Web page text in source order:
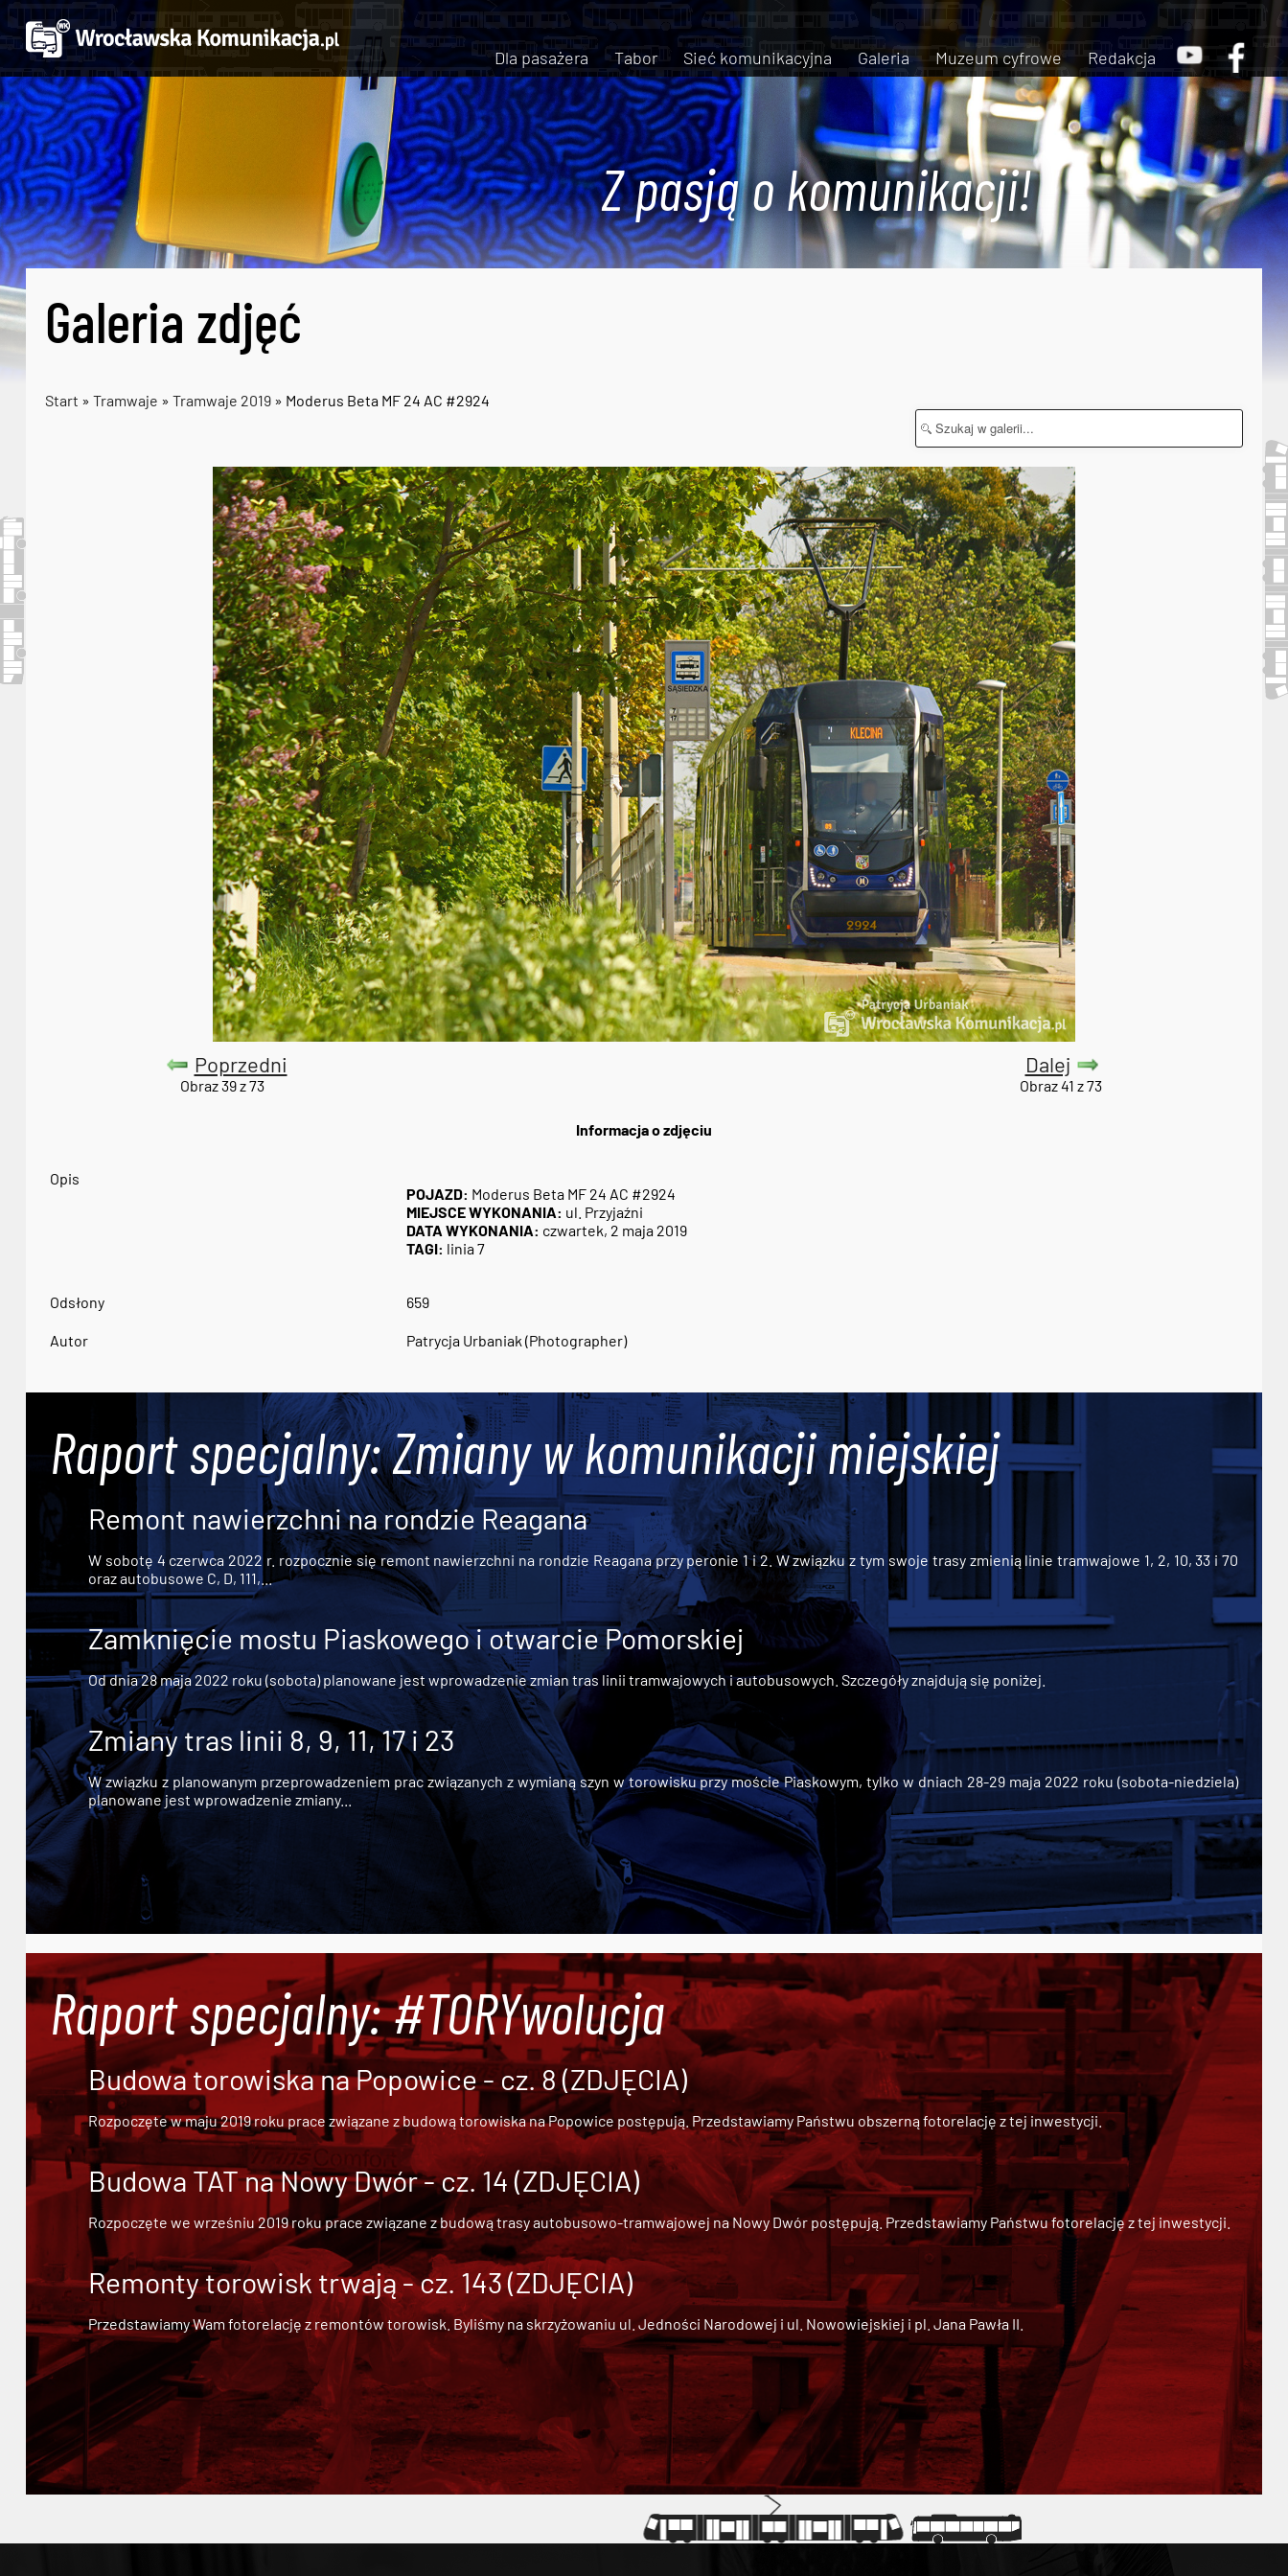
Dla pasażera Tabor Sieć komunikacyjna Galeria Muzeum cyfrowe Redakcja
Z pasją o komunikacji!
Galeria zdjęć
Start » Tramwaje » Tramwaje 2019 » Moderus Beta MF 24 AC #2924
Poprzedni
Obraz 39 z 73
Dalej
Obraz 41 z 73
Informacja o zdjęciu
Opis
POJAZD: Moderus Beta MF 24 AC #2924
MIEJSCE WYKONANIA: ul. Przyjaźni
DATA WYKONANIA: czwartek, 2 maja 2019
TAGI: linia 7
Odsłony 659
Autor Patrycja Urbaniak (Photographer)
Raport specjalny: Zmiany w komunikacji miejskiej
Remont nawierzchni na rondzie Reagana
W sobotę 4 czerwca 2022 r. rozpocznie się remont nawierzchni na rondzie Reagana przy peronie 1 i 2. W związku z tym swoje trasy zmienią linie tramwajowe 1, 2, 10, 33 i 70
oraz autobusowe C, D, 111,...
Zamknięcie mostu Piaskowego i otwarcie Pomorskiej
Od dnia 28 maja 2022 roku (sobota) planowane jest wprowadzenie zmian tras linii tramwajowych i autobusowych. Szczegóły znajdują się poniżej.
Zmiany tras linii 8, 9, 11, 17 i 23
W związku z planowanym przeprowadzeniem prac związanych z wymianą szyn w torowisku przy moście Piaskowym, tylko w dniach 28-29 maja 2022 roku (sobota-niedziela)
planowane jest wprowadzenie zmiany...
Raport specjalny: #TORYwolucja
Budowa torowiska na Popowice - cz. 8 (ZDJĘCIA)
Rozpoczęte w maju 2019 roku prace związane z budową torowiska na Popowice postępują. Przedstawiamy Państwu obszerną fotorelację z tej inwestycji.
Budowa TAT na Nowy Dwór - cz. 14 (ZDJĘCIA)
Rozpoczęte we wrześniu 2019 roku prace związane zbudową trasy autobusowo-tramwajowej na Nowy Dwórpostępują. Przedstawiamy Państwu fotorelację z tej inwestycji.
Remonty torowisk trwają - cz. 143 (ZDJĘCIA)
Przedstawiamy Wam fotorelację z remontów torowisk. Byliśmy na skrzyżowaniu ul. Jedności Narodowej i ul. Nowowiejskiej i pl. Jana Pawła II.